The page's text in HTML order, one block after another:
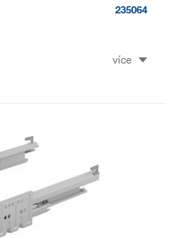
235064
více